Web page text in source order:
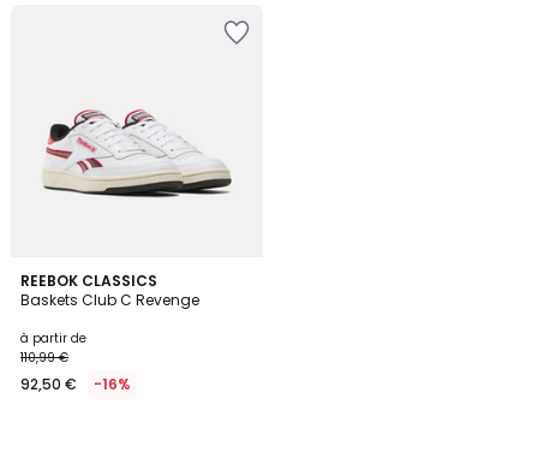
REEBOK CLASSICS
Baskets Club C Revenge
à partir de
110,99 €
92,50 € -16%